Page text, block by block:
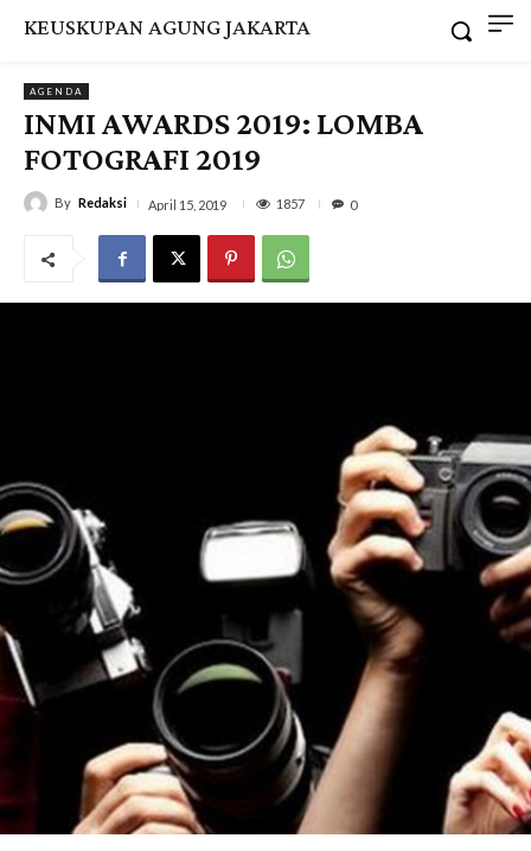
KEUSKUPAN AGUNG JAKARTA
AGENDA
INMI AWARDS 2019: LOMBA
FOTOGRAFI 2019
By Redaksi April 15, 2019 1857 0